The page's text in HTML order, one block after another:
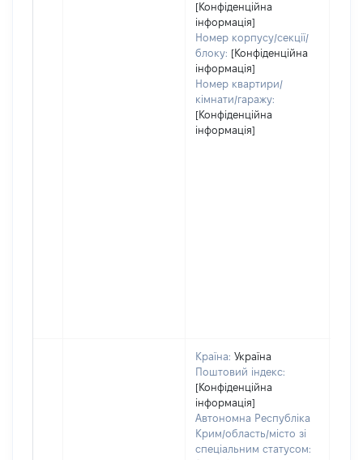
[Конфіденційна
інформація]
Номер корпусу/секції/
блоку: [Конфіденційна
інформація]
Номер квартири/
кімнати/гаражу:
[Конфіденційна
інформація]
Країна: Україна
Поштовий індекс:
[Конфіденційна
інформація]
Автономна Республіка
Крим/область/місто зі
спеціальним статусом: